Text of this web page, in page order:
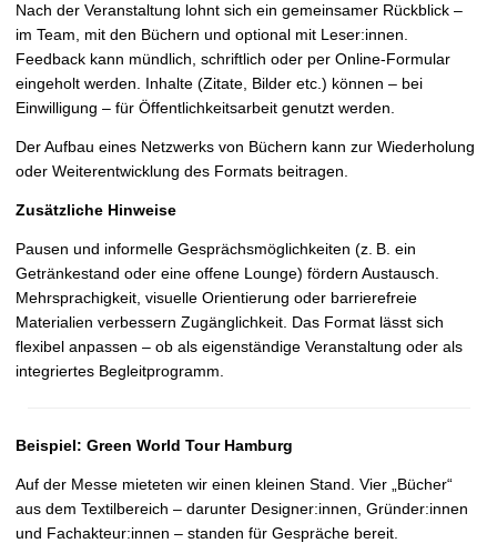
Nach der Veranstaltung lohnt sich ein gemeinsamer Rückblick –
im Team, mit den Büchern und optional mit Leser:innen.
Feedback kann mündlich, schriftlich oder per Online-Formular
eingeholt werden. Inhalte (Zitate, Bilder etc.) können – bei
Einwilligung – für Öffentlichkeitsarbeit genutzt werden.
Der Aufbau eines Netzwerks von Büchern kann zur Wiederholung
oder Weiterentwicklung des Formats beitragen.
Zusätzliche Hinweise
Pausen und informelle Gesprächsmöglichkeiten (z. B. ein
Getränkestand oder eine offene Lounge) fördern Austausch.
Mehrsprachigkeit, visuelle Orientierung oder barrierefreie
Materialien verbessern Zugänglichkeit. Das Format lässt sich
flexibel anpassen – ob als eigenständige Veranstaltung oder als
integriertes Begleitprogramm.
Beispiel: Green World Tour Hamburg
Auf der Messe mieteten wir einen kleinen Stand. Vier „Bücher“
aus dem Textilbereich – darunter Designer:innen, Gründer:innen
und Fachakteur:innen – standen für Gespräche bereit.